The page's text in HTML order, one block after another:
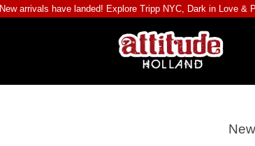
New arrivals have landed! Explore Tripp NYC, Dark in Love &